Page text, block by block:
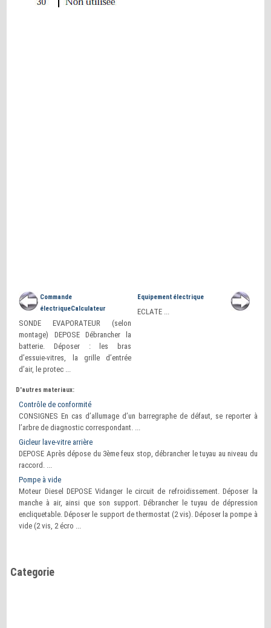
Commande
électriqueCalculateur
SONDE EVAPORATEUR (selon
montage) DEPOSE Débrancher la
batterie. Déposer : les bras
d’essuie-vitres, la grille d’entrée
d’air, le protec ...
Equipement électrique
ECLATE ...
D'autres materiaux:
Contrôle de conformité
CONSIGNES En cas d’allumage d’un barregraphe de défaut, se reporter à
l’arbre de diagnostic correspondant. ...
Gicleur lave-vitre arrière
DEPOSE Après dépose du 3ème feux stop, débrancher le tuyau au niveau du
raccord. ...
Pompe à vide
Moteur Diesel DEPOSE Vidanger le circuit de refroidissement. Déposer la
manche à air, ainsi que son support. Débrancher le tuyau de dépression
encliquetable. Déposer le support de thermostat (2 vis). Déposer la pompe à
vide (2 vis, 2 écro ...
Categorie